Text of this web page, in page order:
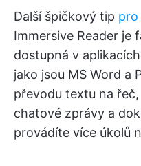
Další špičkový tip pro
Immersive Reader je
dostupná v
jako jsou MS Word a
převodu textu na
chatové zprávy a
provádíte více úkolů